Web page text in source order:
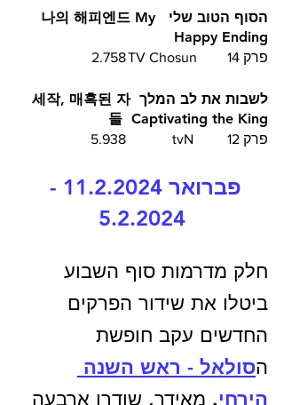
הסוף הטוב שלי  나의 해피엔드 My
Happy Ending
פרק 14	TV Chosun	2.758
לשבות את לב המלך  세작, 매혹된 자
들  Captivating the King
פרק 12	 tvN		5.938
פברואר 11.2.2024 -
5.2.2024
חלק מדרמות סוף השבוע
ביטלו את שידור הפרקים
החדשים עקב חופשת
הסולאל - ראש השנה
הירחי. מאידך, שודרו ארבעה